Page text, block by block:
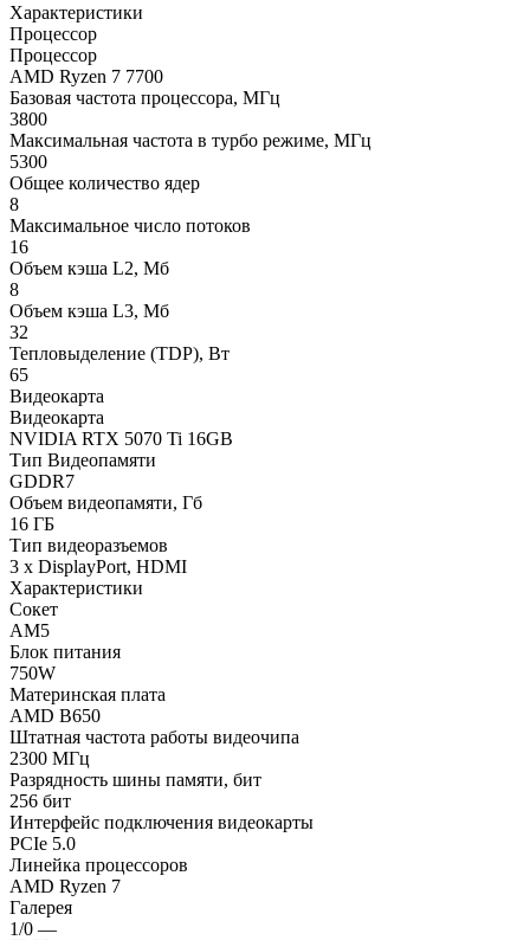
Характеристики
Процессор
Процессор
AMD Ryzen 7 7700
Базовая частота процессора, МГц
3800
Максимальная частота в турбо режиме, МГц
5300
Общее количество ядер
8
Максимальное число потоков
16
Объем кэша L2, Мб
8
Объем кэша L3, Мб
32
Тепловыделение (TDP), Вт
65
Видеокарта
Видеокарта
NVIDIA RTX 5070 Ti 16GB
Тип Видеопамяти
GDDR7
Объем видеопамяти, Гб
16 ГБ
Тип видеоразъемов
3 x DisplayPort, HDMI
Характеристики
Сокет
AM5
Блок питания
750W
Материнская плата
AMD B650
Штатная частота работы видеочипа
2300 МГц
Разрядность шины памяти, бит
256 бит
Интерфейс подключения видеокарты
PCIe 5.0
Линейка процессоров
AMD Ryzen 7
Галерея
1/0 —